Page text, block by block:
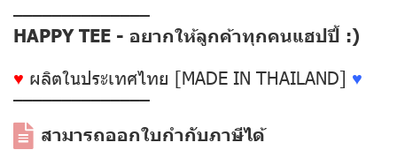
––––––––––––––
HAPPY TEE - อยากให้ลูกค้าทุกคนแฮปปี้ :)
♥ ผลิตในประเทศไทย [MADE IN THAILAND] ♥
––––––––––––––
สามารถออกใบกำกับภาษีได้